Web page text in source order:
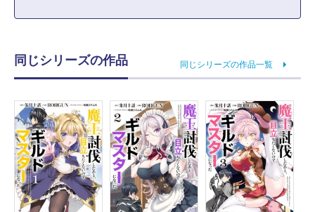
同じシリーズの作品 同じシリーズの作品一覧